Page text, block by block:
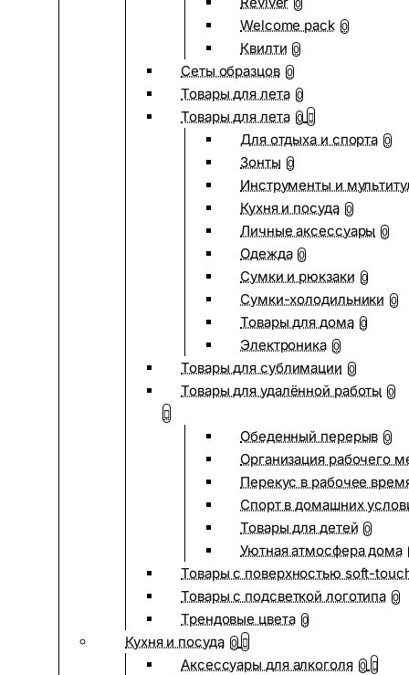
0
Welcome pack 0
Квилти 0
Сеты образцов 0
Товары для лета 0
Товары для лета 0
Для отдыха и спорта 0
Зонты 0
Инструменты и
Кухня и посуда 0
Личные аксессуары 0
Одежда 0
Сумки и рюкзаки 0
Сумки-холодильники 0
Товары для дома 0
Электроника 0
Товары для сублимации 0
Товары для удалённой работы 0
Обеденный перерыв 0
Организация рабочего
Перекус в рабочее
Спорт в домашних
Товары для детей 0
Уютная атмосфера дома
Товары с поверхностью soft-
Товары с подсветкой логотипа 0
Трендовые цвета 0
Кухня и посуда 0
Аксессуары для алкоголя 0